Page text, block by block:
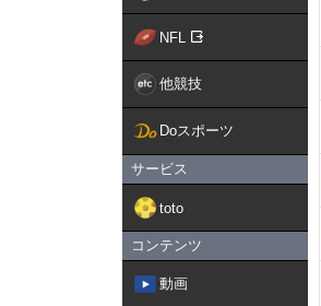
NFL
他競技
Doスポーツ
サービス
toto
コンテンツ
動画